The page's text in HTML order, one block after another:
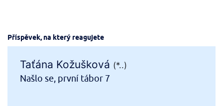
Příspěvek, na který reagujete
Taťána Kožušková (*..)
Našlo se, první tábor 7